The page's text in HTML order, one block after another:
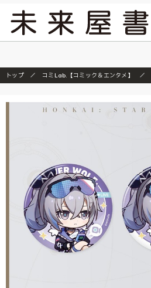
トップ コミLab.【コミック＆エンタメ】